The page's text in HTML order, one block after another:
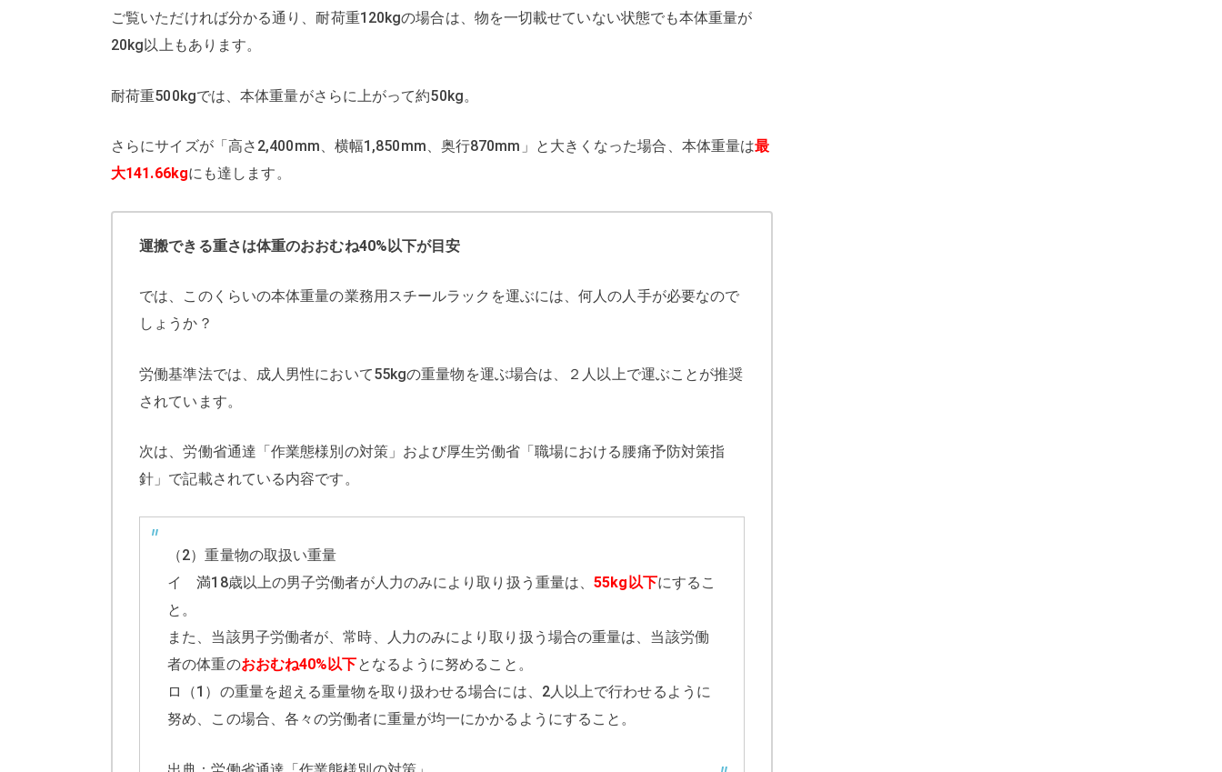
ご覧いただければ分かる通り、耐荷重120kgの場合は、物を一切載せていない状態でも本体重量が
20kg以上もあります。
耐荷重500kgでは、本体重量がさらに上がって約50kg。
さらにサイズが「高さ2,400mm、横幅1,850mm、奥行870mm」と大きくなった場合、本体重量は最
大141.66kgにも達します。
運搬できる重さは体重のおおむね40%以下が目安
では、このくらいの本体重量の業務用スチールラックを運ぶには、何人の人手が必要なので
しょうか？
労働基準法では、成人男性において55kgの重量物を運ぶ場合は、２人以上で運ぶことが推奨
されています。
次は、労働省通達「作業態様別の対策」および厚生労働省「職場における腰痛予防対策指
針」で記載されている内容です。
（2）重量物の取扱い重量
イ 満18歳以上の男子労働者が人力のみにより取り扱う重量は、55kg以下にするこ
と。
また、当該男子労働者が、常時、人力のみにより取り扱う場合の重量は、当該労働
者の体重のおおむね40%以下となるように努めること。
ロ（1）の重量を超える重量物を取り扱わせる場合には、2人以上で行わせるように
努め、この場合、各々の労働者に重量が均一にかかるようにすること。